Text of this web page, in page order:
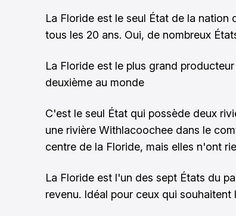
La Floride est le seul État de la
tous les 20 ans. Oui, de nombreux
La Floride est le plus grand
deuxième au monde
C'est le seul État qui possède deux
une rivière Withlacoochee dans le
centre de la Floride, mais elles n'ont
La Floride est l'un des sept États du
revenu. Idéal pour ceux qui souhaitent